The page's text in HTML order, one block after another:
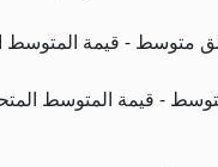
- قيمة المتوسط